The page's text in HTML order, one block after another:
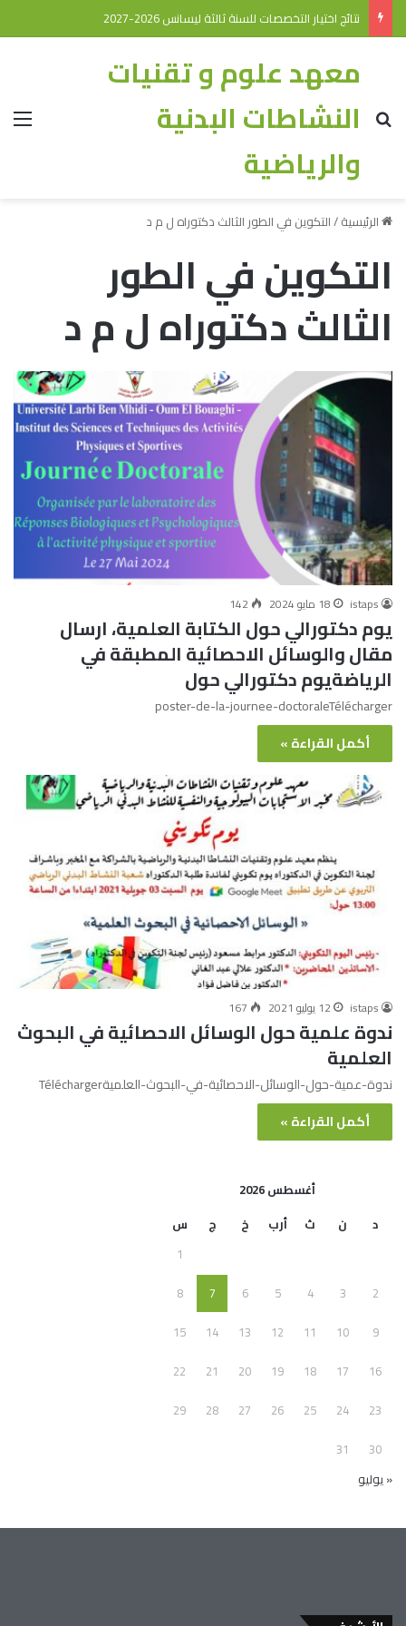
نتائج اختيار التخصصات للسنة ثالثة ليسانس 2026-2027
معهد علوم و تقنيات
النشاطات البدنية
والرياضية
الرئيسية/التكوين في الطور الثالث دكتوراه ل م د
التكوين في الطور
الثالث دكتوراه ل م د
istaps 18 مايو 2024 142
يوم دكتورالي حول الكتابة العلمية، ارسال
مقال والوسائل الاحصائية المطبقة في
الرياضةيوم دكتورالي حول
poster-de-la-journee-doctoraleTélécharger
أكمل القراءة »
istaps 12 يوليو 2021 167
ندوة علمية حول الوسائل الاحصائية في البحوث
العلمية
ندوة-عمية-حول-الوسائل-الاحصائية-في-البحوث-العلميةTélécharger
أكمل القراءة »
أغسطس 2026
د
ن ث أرب خ ج
س
1
2
3
4
5
6
7
8
9
10
11
12
13
14
15
16
17
18
19
20
21
22
23
24
25
26
27
28
29
30
31
« يوليو